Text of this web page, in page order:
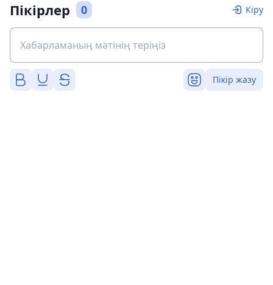
Пікірлер 0 Кіру
Пікір жазу